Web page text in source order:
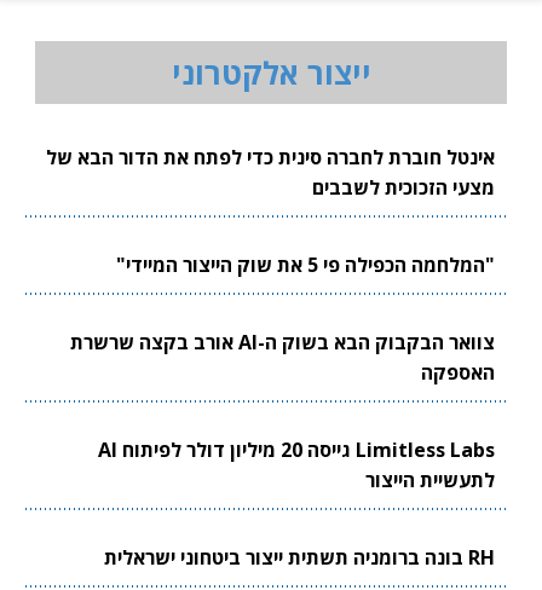
ייצור אלקטרוני
אינטל חוברת לחברה סינית כדי לפתח את הדור הבא של
מצעי הזכוכית לשבבים
"המלחמה הכפילה פי 5 את שוק הייצור המיידי"
צוואר הבקבוק הבא בשוק ה-AI אורב בקצה שרשרת
האספקה
Limitless Labs גייסה 20 מיליון דולר לפיתוח AI
לתעשיית הייצור
RH בונה ברומניה תשתית ייצור ביטחוני ישראלית